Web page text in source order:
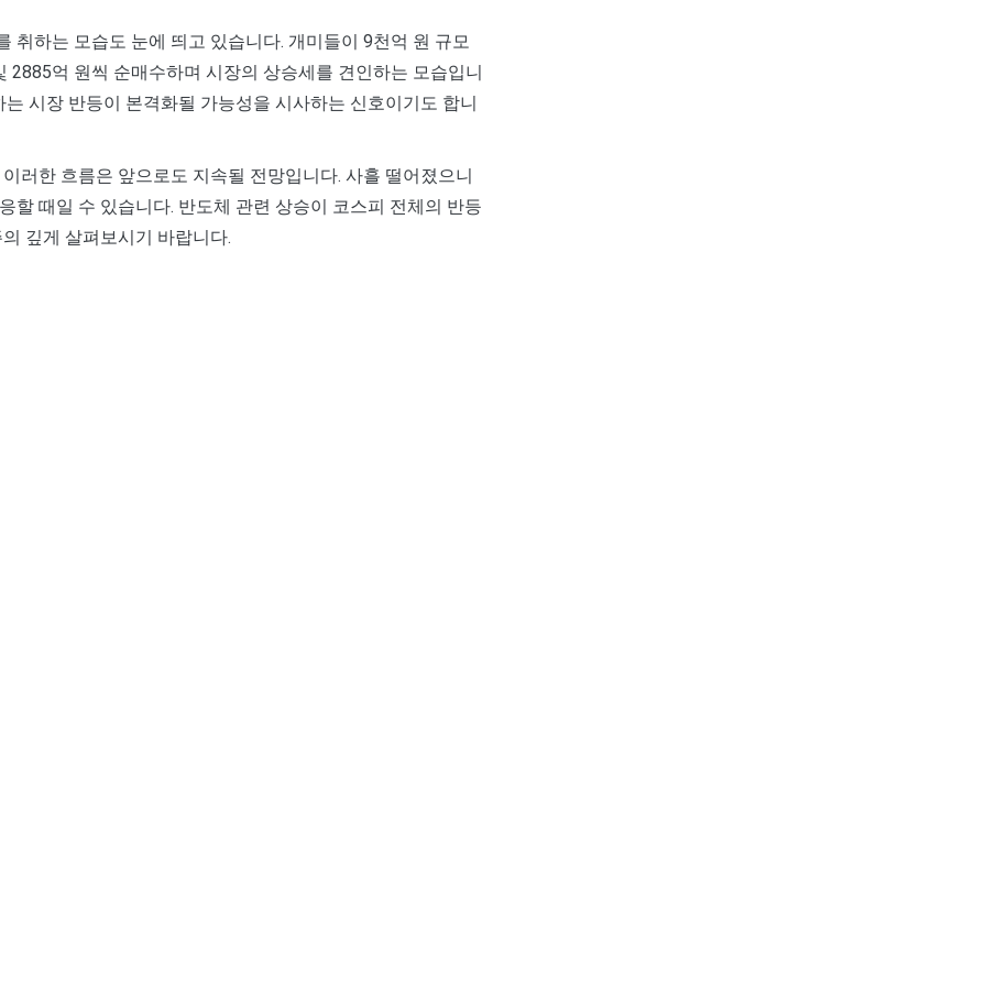
취하는 모습도 눈에 띄고 있습니다. 개미들이 9천억 원 규모
억 원씩 순매수하며 시장의 상승세를 견인하는 모습입니
시장 반등이 본격화될 가능성을 시사하는 신호이기도 합니
러한 흐름은 앞으로도 지속될 전망입니다. 사흘 떨어졌으니
할 때일 수 있습니다. 반도체 관련 상승이 코스피 전체의 반등
깊게 살펴보시기 바랍니다.